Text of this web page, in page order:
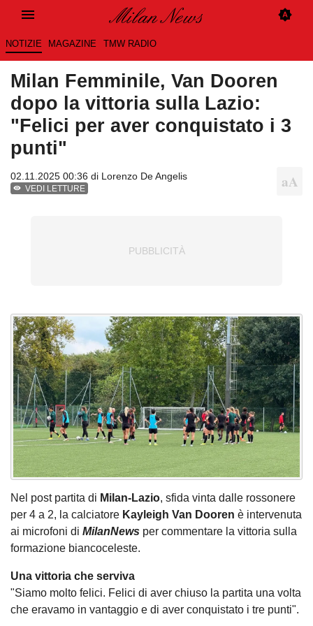
NOTIZIE MAGAZINE TMW RADIO
Milan Femminile, Van Dooren
dopo la vittoria sulla Lazio:
"Felici per aver conquistato i 3
punti"
02.11.2025 00:36 di Lorenzo De Angelis
VEDI LETTURE
Nel post partita di Milan-Lazio, sfida vinta dalle rossonere
per 4 a 2, la calciatore Kayleigh Van Dooren è intervenuta
ai microfoni di MilanNews per commentare la vittoria sulla
formazione biancoceleste.
Una vittoria che serviva
"Siamo molto felici. Felici di aver chiuso la partita una volta
che eravamo in vantaggio e di aver conquistato i tre punti".